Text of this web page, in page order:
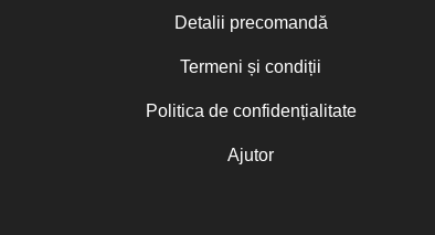
Detalii precomandă
Termeni și condiții
Politica de confidențialitate
Ajutor